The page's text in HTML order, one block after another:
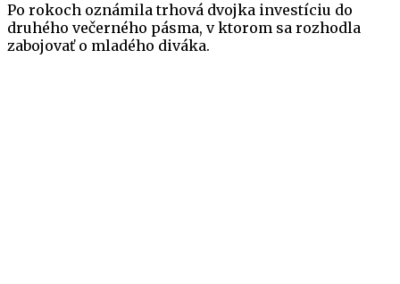
Po rokoch oznámila trhová dvojka investíciu do
druhého večerného pásma, v ktorom sa rozhodla
zabojovať o mladého diváka.